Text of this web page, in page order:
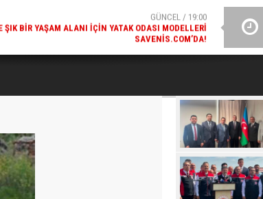
GÜNCEL / 18:38
KARS'IN TURIZM POTANSIYELI BAKÜ'DE TANITILDI